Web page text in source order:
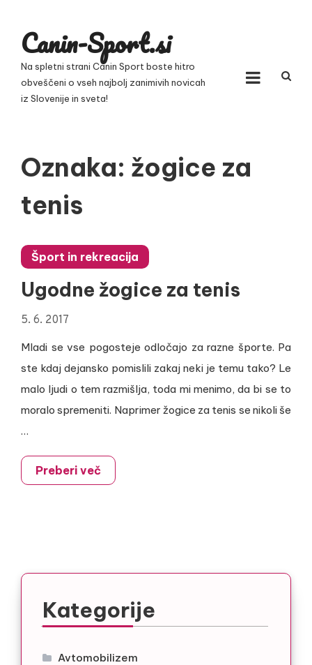
contentCanin-Sport.si
Na spletni strani Canin Sport boste hitro
obveščeni o vseh najbolj zanimivih novicah
iz Slovenije in sveta!
Oznaka: žogice za
tenis
Šport in rekreacija
Ugodne žogice za tenis
5. 6. 2017
Mladi se vse pogosteje odločajo za razne športe. Pa
ste kdaj dejansko pomislili zakaj neki je temu tako? Le
malo ljudi o tem razmišlja, toda mi menimo, da bi se to
moralo spremeniti. Naprimer žogice za tenis se nikoli še
…
Preberi več
Kategorije
Avtomobilizem